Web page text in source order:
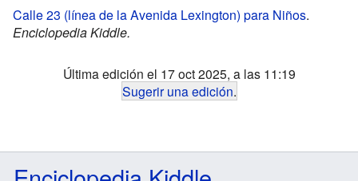
Calle 23 (línea de la Avenida Lexington) para Niños.
Enciclopedia Kiddle.
Última edición el 17 oct 2025, a las 11:19
Sugerir una edición.